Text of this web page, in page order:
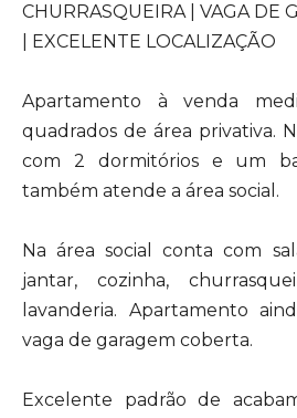
CHURRASQUEIRA | VAGA DE
| EXCELENTE LOCALIZAÇÃO
Apartamento à venda
quadrados de área privativa.
com 2 dormitórios e um
também atende a área social.
Na área social conta com
jantar, cozinha,
lavanderia. Apartamento
vaga de garagem coberta.
Excelente padrão de